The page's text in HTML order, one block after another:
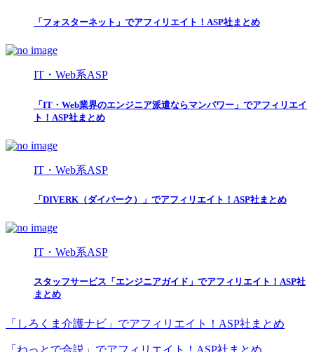
「フォスターネット」でアフィリエイト！ASP社まとめ
IT・Web系ASP
「IT・Web業界のエンジニア派遣ならマンパワー」でアフィリエイ
ト！ASP社まとめ
IT・Web系ASP
「DIVERK（ダイバーク）」でアフィリエイト！ASP社まとめ
IT・Web系ASP
スタッフサービス「エンジニアガイド」でアフィリエイト！ASP社
まとめ
「しろくま介護ナビ」でアフィリエイト！ASP社まとめ
「ねっとで合説」でアフィリエイト！ASP社まとめ